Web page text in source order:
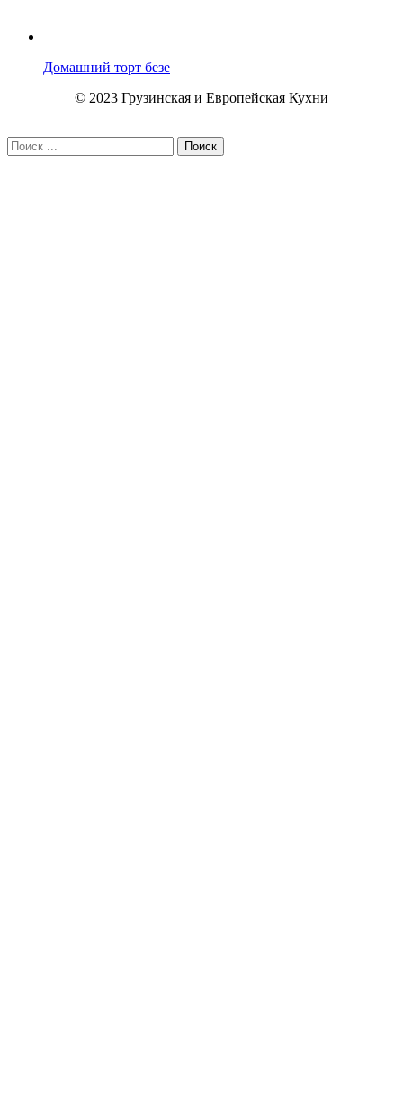
Домашний торт безе
© 2023 Грузинская и Европейская Кухни